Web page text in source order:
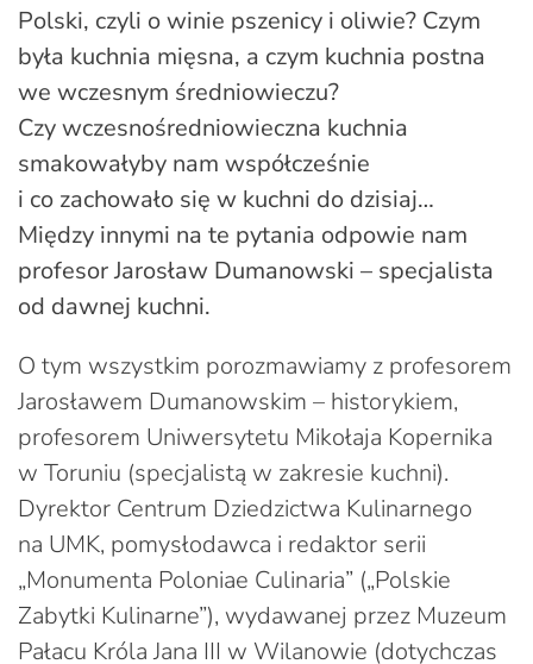
Polski, czyli o winie pszenicy i oliwie? Czym
była kuchnia mięsna, a czym kuchnia postna
we wczesnym średniowieczu?
Czy wczesnośredniowieczna kuchnia
smakowałyby nam współcześnie
i co zachowało się w kuchni do dzisiaj…
Między innymi na te pytania odpowie nam
profesor Jarosław Dumanowski – specjalista
od dawnej kuchni.
O tym wszystkim porozmawiamy z profesorem
Jarosławem Dumanowskim – historykiem,
profesorem Uniwersytetu Mikołaja Kopernika
w Toruniu (specjalistą w zakresie kuchni).
Dyrektor Centrum Dziedzictwa Kulinarnego
na UMK, pomysłodawca i redaktor serii
„Monumenta Poloniae Culinaria” („Polskie
Zabytki Kulinarne”), wydawanej przez Muzeum
Pałacu Króla Jana III w Wilanowie (dotychczas